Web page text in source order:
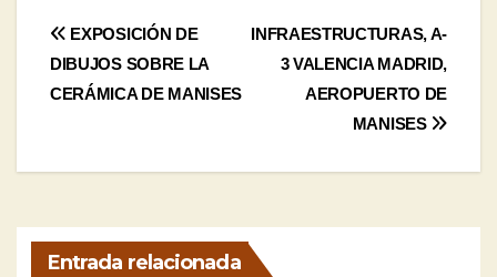
Navegación
de
INFRAESTRUCTURAS, A-
3 VALENCIA MADRID,
AEROPUERTO DE
MANISES
EXPOSICIÓN DE
DIBUJOS SOBRE LA
CERÁMICA DE MANISES
Entrada relacionada